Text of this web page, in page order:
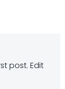
post. Edit